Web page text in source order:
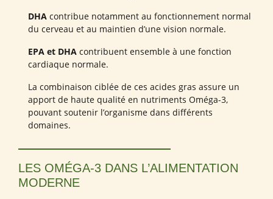
DHA contribue notamment au fonctionnement normal
du cerveau et au maintien d’une vision normale.
EPA et DHA contribuent ensemble à une fonction
cardiaque normale.
La combinaison ciblée de ces acides gras assure un
apport de haute qualité en nutriments Oméga-3,
pouvant soutenir l’organisme dans différents
domaines.
LES OMÉGA-3 DANS L’ALIMENTATION
MODERNE